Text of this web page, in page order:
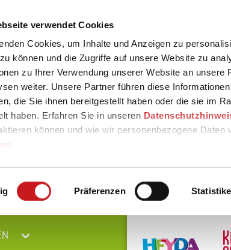
verwendet Cookies
Cookies, um Inhalte und Anzeigen zu
können und die Zugriffe auf unsere Website zu
zu Ihrer Verwendung unserer Website an unsere
weiter. Unsere Partner führen diese
die Sie ihnen bereitgestellt haben oder die sie im
haben. Erfahren Sie in unseren
können und wie wir personenbezogene Daten
Präferenzen